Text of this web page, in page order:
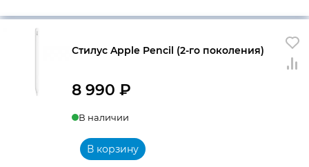
990 ₽.
Стилус Apple Pencil (2-го поколения)
8 990 ₽
В наличии
В корзину